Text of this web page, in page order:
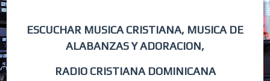
ESCUCHAR MUSICA CRISTIANA, MUSICA DE
ALABANZAS Y ADORACION,
RADIO CRISTIANA DOMINICANA